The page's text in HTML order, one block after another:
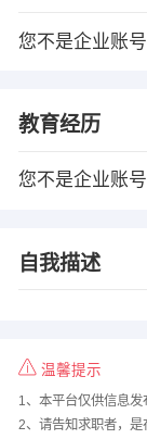
您不是企业账
教育经历
您不是企业账
自我描述
温馨提示
1、本平台仅供信息发
2、请告知求职者，是